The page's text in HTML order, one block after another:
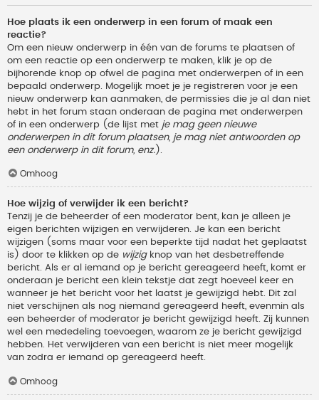
Hoe plaats ik een onderwerp in een forum of maak een
reactie?
Om een nieuw onderwerp in één van de forums te plaatsen of
om een reactie op een onderwerp te maken, klik je op de
bijhorende knop op ofwel de pagina met onderwerpen of in een
bepaald onderwerp. Mogelijk moet je je registreren voor je een
nieuw onderwerp kan aanmaken, de permissies die je al dan niet
hebt in het forum staan onderaan de pagina met onderwerpen
of in een onderwerp (de lijst met je mag geen nieuwe
onderwerpen in dit forum plaatsen, je mag niet antwoorden op
een onderwerp in dit forum, enz. ).
Omhoog
Hoe wijzig of verwijder ik een bericht?
Tenzij je de beheerder of een moderator bent, kan je alleen je
eigen berichten wijzigen en verwijderen. Je kan een bericht
wijzigen (soms maar voor een beperkte tijd nadat het geplaatst
is) door te klikken op de wijzigknop van het desbetreffende
bericht. Als er al iemand op je bericht gereageerd heeft, komt er
onderaan je bericht een klein tekstje dat zegt hoeveel keer en
wanneer je het bericht voor het laatst je gewijzigd hebt. Dit zal
niet verschijnen als nog niemand gereageerd heeft, evenmin als
een beheerder of moderator je bericht gewijzigd heeft. Zij kunnen
wel een mededeling toevoegen, waarom ze je bericht gewijzigd
hebben. Het verwijderen van een bericht is niet meer mogelijk
van zodra er iemand op gereageerd heeft.
Omhoog